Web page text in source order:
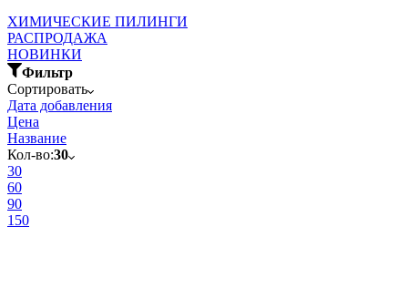
ХИМИЧЕСКИЕ ПИЛИНГИ
РАСПРОДАЖА
НОВИНКИ
Фильтр
Сортировать
Дата добавления
Цена
Название
Кол-во:30
30
60
90
150